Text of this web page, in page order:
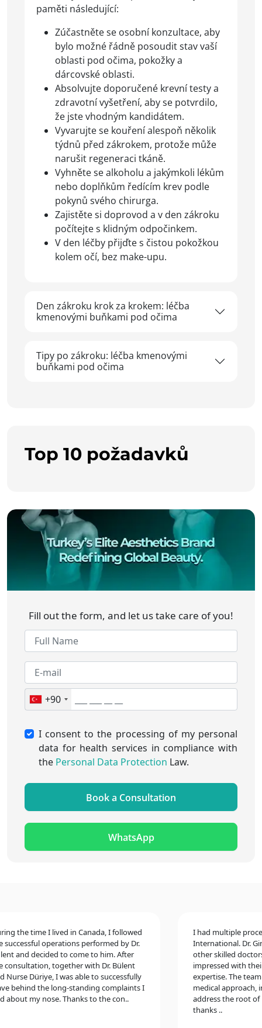
paměti následující:
Zúčastněte se osobní konzultace, aby
bylo možné řádně posoudit stav vaší
oblasti pod očima, pokožky a
dárcovské oblasti.
Absolvujte doporučené krevní testy a
zdravotní vyšetření, aby se potvrdilo,
že jste vhodným kandidátem.
Vyvarujte se kouření alespoň několik
týdnů před zákrokem, protože může
narušit regeneraci tkáně.
Vyhněte se alkoholu a jakýmkoli lékům
nebo doplňkům ředícím krev podle
pokynů svého chirurga.
Zajistěte si doprovod a v den zákroku
počítejte s klidným odpočinkem.
V den léčby přijďte s čistou pokožkou
kolem očí, bez make-upu.
Den zákroku krok za krokem: léčba
kmenovými buňkami pod očima
Tipy po zákroku: léčba kmenovými
buňkami pod očima
Top 10 požadavků
Fill out the form, and let us take care of you!
+90
I consent to the processing of my personal
data for health services in compliance with
the Personal Data Protection Law.
Book a Consultation
WhatsApp
the time I lived in Canada, I followed
operations performed by Dr.
and decided to come to him. After
together with Dr. Bülent
Düriye, I was able to successfully
the long-standing complaints I
my nose. Thanks to the con..
I had multiple
International. Dr.
other skilled doctors,
impressed with their
expertise. The team
medical approach,
address the root of
thanks ..